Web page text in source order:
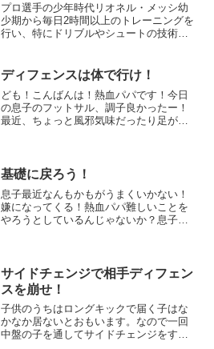
プロ選手の少年時代リオネル・メッシ幼
少期から毎日2時間以上のトレーニングを
行い、特にドリブルやシュートの技術を
めることに重点を置いていました。サッ
カーが上手くなるために...
ディフェンスは体で行け！
ども！こんばんは！熱血パパです！今日
の息子のフットサル、調子良かったー！
最近、ちょっと風邪気味だったり足が痛
子はオフェンシブのポジシ...
基礎に戻ろう！
息子最近なんもかもがうまくいかない！
嫌になってくる！熱血パパ難しいことを
やろうとしているんじゃないか？息子パ
ができて当たり前。もう...
サイドチェンジで相手ディフェン
スを崩せ！
子供のうちはロングキックで届く子はな
かなか居ないとおもいます。なので一回
中盤の子を通してサイドチェンジをする